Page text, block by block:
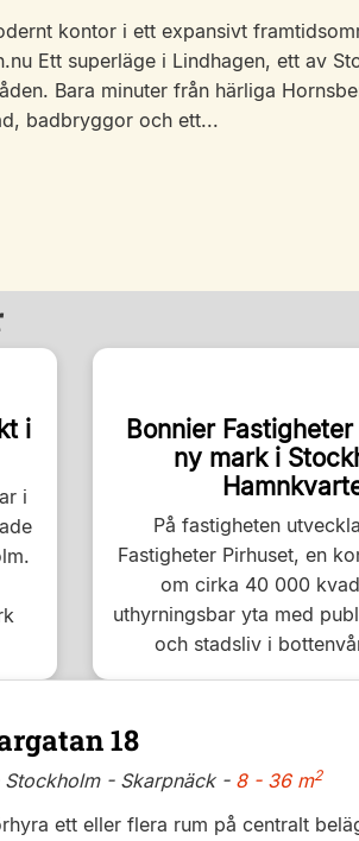
kontor i ett expansivt
Ett superläge i Lindhagen, ett av
Bara minuter från härliga
badbryggor och ett...
i
i
Bonnier
ny mark i
På fastigheten
Fastigheter Pirhuset, en
om cirka 40 000
uthyrningsbar yta med
och stadsliv i
18
- Skarpnäck -8 - 36 m2
ett eller flera rum på centralt